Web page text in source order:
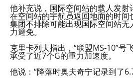
他补充说，国际空间站的载人发
在空间站的宇航员返回地面的时间
集团不排除可能出现国际空间站无
力避免。
克里卡列夫指出，“联盟MS-10”号
承受了近7个G的重力加速度。
他说：“降落时奥夫奇宁记录到了